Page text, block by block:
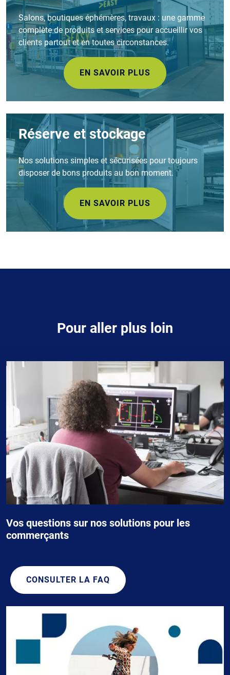
Salons, boutiques éphémères, travaux : une gamme
complète de produits et services pour accueillir vos
clients partout et en toutes circonstances.
EN SAVOIR PLUS
Réserve et stockage
Nos solutions simples et sécurisées pour toujours
disposer de bons produits au bon moment.
EN SAVOIR PLUS
Pour aller plus loin
Vos questions sur nos solutions pour les
commerçants
CONSULTER LA FAQ